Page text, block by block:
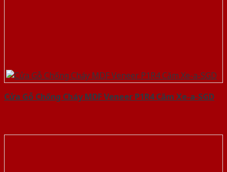
Cửa Gỗ Chống Cháy MDF Veneer P1R4 Căm Xe-a-SGD